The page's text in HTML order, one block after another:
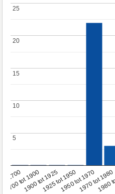
1700
1700 tot 1900
1900 tot 19251925 tot 19501950 tot 19701970 tot 1980
1980
5
5
10
10
15
15
20
20
25
25